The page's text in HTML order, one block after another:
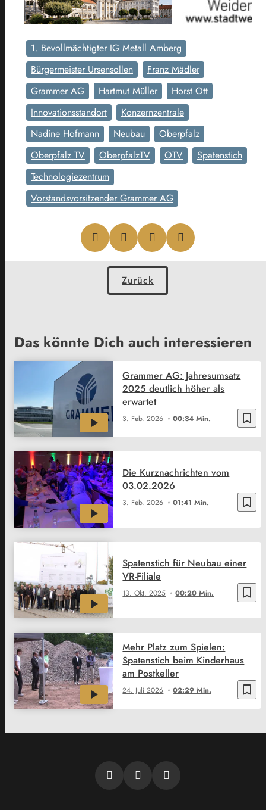
1. Bevollmächtigter IG Metall Amberg
Bürgermeister Ursensollen
Franz Mädler
Grammer AG
Hartmut Müller
Horst Ott
Innovationsstandort
Konzernzentrale
Nadine Hofmann
Neubau
Oberpfalz
Oberpfalz TV
OberpfalzTV OTV
Spatenstich
Technologiezentrum
Vorstandsvorsitzender Grammer AG
Zurück
Das könnte Dich auch interessieren
bookmark_border
3. Feb. 2026 00:34 Min.
Grammer AG: Jahresumsatz
2025 deutlich höher als
erwartet
bookmark_border
3. Feb. 2026 01:41 Min.
Die Kurznachrichten vom
03.02.2026
bookmark_border
13. Okt. 2025 00:20 Min.
Spatenstich für Neubau einer
VR-Filiale
bookmark_border
24. Juli 2026 02:29 Min.
Mehr Platz zum Spielen:
Spatenstich beim Kinderhaus
am Postkeller